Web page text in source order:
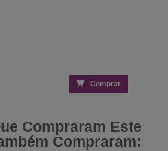
Comprar
Compraram Este
Compraram: